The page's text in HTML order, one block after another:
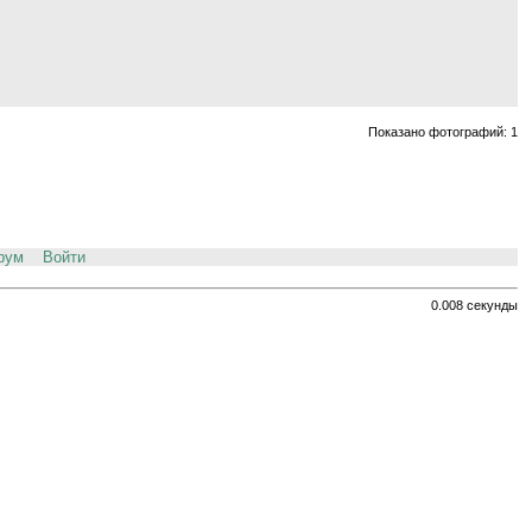
Показано фотографий: 1
Войти
0.008 секунды